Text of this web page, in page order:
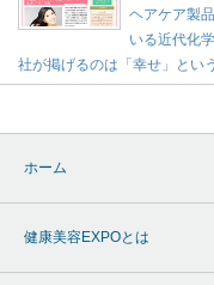
ヘアケア製
いる近代化
社が掲げるのは「幸せ」とい
ホーム
健康美容EXPOとは